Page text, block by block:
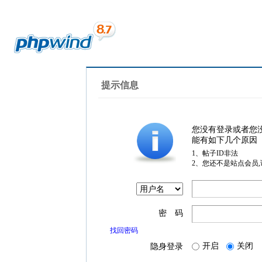
提示信息
您没有登录或者您
能有如下几个原因
1、帖子ID非法
2、您还不是站点会员
密 码
找回密码
隐身登录 开启 关闭